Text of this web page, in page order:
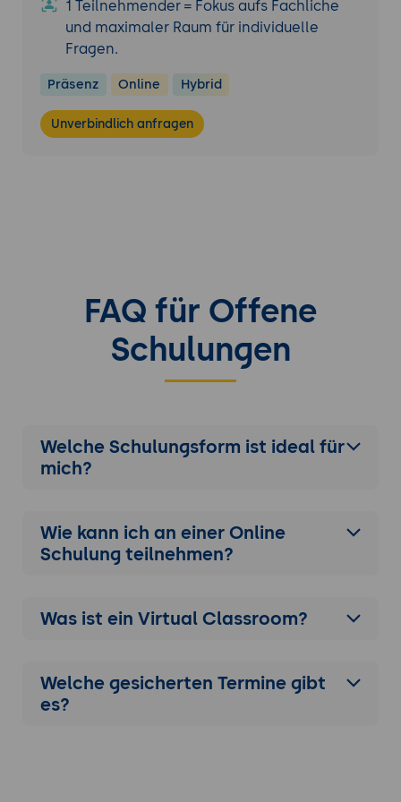
1 Teilnehmender = Fokus aufs Fachliche
und maximaler Raum für individuelle
Fragen.
Präsenz Online Hybrid
Unverbindlich anfragen
FAQ für Offene
Schulungen
Welche Schulungsform ist ideal für
mich?
Wie kann ich an einer Online
Schulung teilnehmen?
Was ist ein Virtual Classroom?
Welche gesicherten Termine gibt
es?